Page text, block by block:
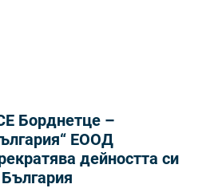
Борднетце –
ЕООД
дейността си